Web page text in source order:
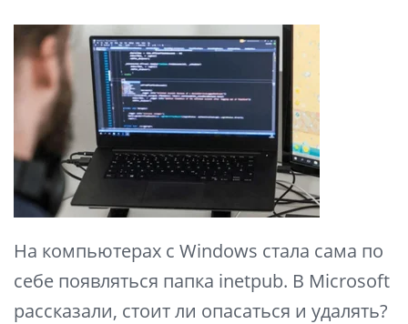
На компьютерах с Windows стала сама по
себе появляться папка inetpub. В Microsoft
рассказали, стоит ли опасаться и удалять?